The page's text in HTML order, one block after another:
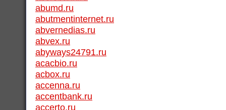
abumd.ru
abutmentinternet.ru
abvernedias.ru
abvex.ru
abyways24791.ru
acacbio.ru
acbox.ru
accenna.ru
accentbank.ru
accerto.ru